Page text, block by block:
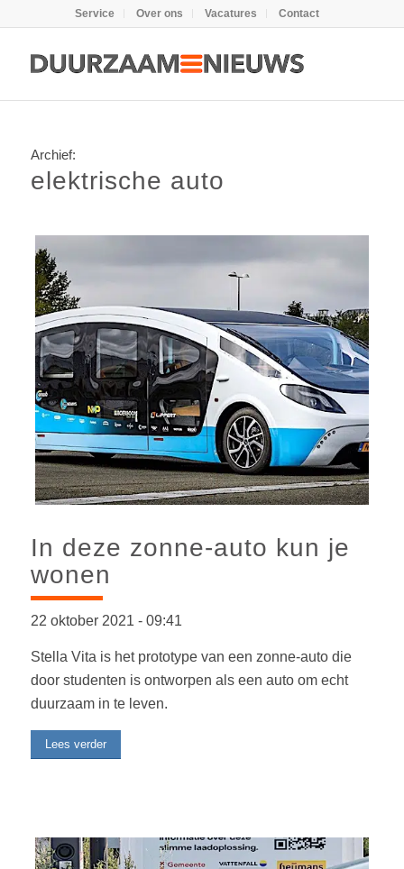
Service Over ons Vacatures Contact
Archief:
elektrische auto
In deze zonne-auto kun je
wonen
22 oktober 2021 -09:41
Stella Vita is het prototype van een zonne-auto die
door studenten is ontworpen als een auto om echt
duurzaam in te leven.
Lees verder